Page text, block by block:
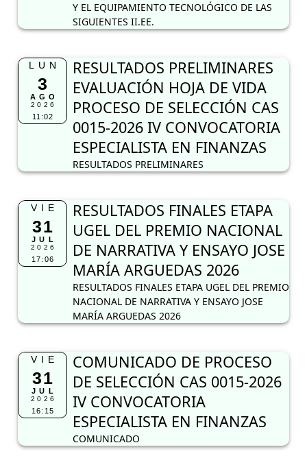
Y EL EQUIPAMIENTO TECNOLÓGICO DE LAS
SIGUIENTES II.EE.
LUN
3
AGO
2026
11:02
RESULTADOS PRELIMINARES
EVALUACIÓN HOJA DE VIDA
PROCESO DE SELECCIÓN CAS
0015-2026 IV CONVOCATORIA
ESPECIALISTA EN FINANZAS
RESULTADOS PRELIMINARES
VIE
31
JUL
2026
17:06
RESULTADOS FINALES ETAPA
UGEL DEL PREMIO NACIONAL
DE NARRATIVA Y ENSAYO JOSE
MARÍA ARGUEDAS 2026
RESULTADOS FINALES ETAPA UGEL DEL PREMIO
NACIONAL DE NARRATIVA Y ENSAYO JOSE
MARÍA ARGUEDAS 2026
VIE
31
JUL
2026
16:15
COMUNICADO DE PROCESO
DE SELECCIÓN CAS 0015-2026
IV CONVOCATORIA
ESPECIALISTA EN FINANZAS
COMUNICADO